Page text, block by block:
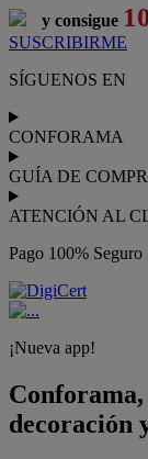
y consigue
SUSCRIBIRME
SÍGUENOS EN
CONFORAMA
GUÍA DE
ATENCIÓN AL
Pago 100% Seguro
¡Nueva app!
decoración